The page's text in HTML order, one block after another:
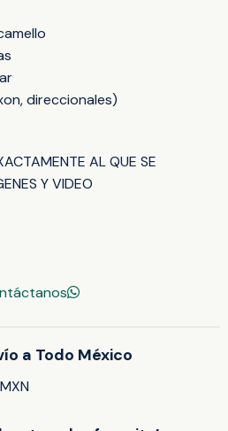
direccionales)
AL QUE SE
Y VIDEO
a Todo México